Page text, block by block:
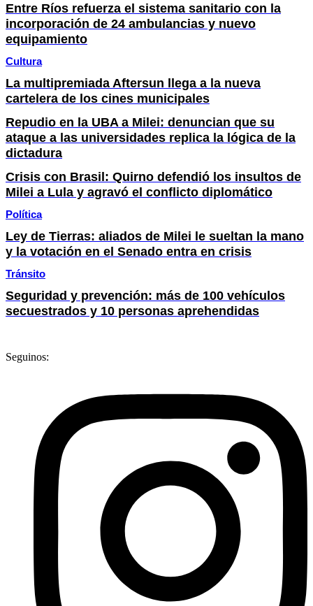
Entre Ríos refuerza el sistema sanitario con la
incorporación de 24 ambulancias y nuevo
equipamiento
Cultura
La multipremiada Aftersun llega a la nueva
cartelera de los cines municipales
Repudio en la UBA a Milei: denuncian que su
ataque a las universidades replica la lógica de la
dictadura
Crisis con Brasil: Quirno defendió los insultos de
Milei a Lula y agravó el conflicto diplomático
Política
Ley de Tierras: aliados de Milei le sueltan la mano
y la votación en el Senado entra en crisis
Tránsito
Seguridad y prevención: más de 100 vehículos
secuestrados y 10 personas aprehendidas
Seguinos: